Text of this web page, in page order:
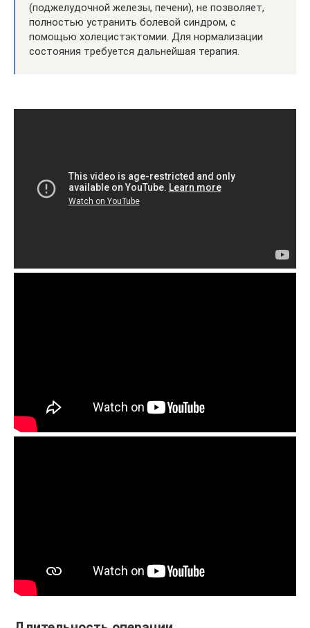
(поджелудочной железы, печени), не позволяет,
полностью устранить болевой синдром, с
помощью холецистэктомии. Для нормализации
состояния требуется дальнейшая терапия.